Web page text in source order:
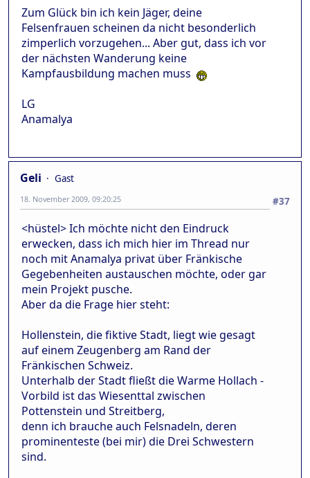
Zum Glück bin ich kein Jäger, deine
Felsenfrauen scheinen da nicht besonderlich
zimperlich vorzugehen... Aber gut, dass ich vor
der nächsten Wanderung keine
Kampfausbildung machen muss
LG
Anamalya
Geli
Gast
#37
18. November 2009, 09:20:25
<hüstel> Ich möchte nicht den Eindruck
erwecken, dass ich mich hier im Thread nur
noch mit Anamalya privat über Fränkische
Gegebenheiten austauschen möchte, oder gar
mein Projekt pusche.
Aber da die Frage hier steht:
Hollenstein, die fiktive Stadt, liegt wie gesagt
auf einem Zeugenberg am Rand der
Fränkischen Schweiz.
Unterhalb der Stadt fließt die Warme Hollach -
Vorbild ist das Wiesenttal zwischen
Pottenstein und Streitberg,
denn ich brauche auch Felsnadeln, deren
prominenteste (bei mir) die Drei Schwestern
sind.